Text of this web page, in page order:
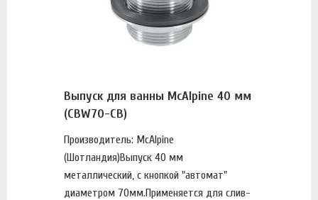
Выпуск для ванны McAlpine 40 мм
(CBW70-CB)
Производитель: McAlpine
(Шотландия)Выпуск 40 мм
металлический, с кнопкой "автомат"
диаметром 70мм.Применяется для слив-